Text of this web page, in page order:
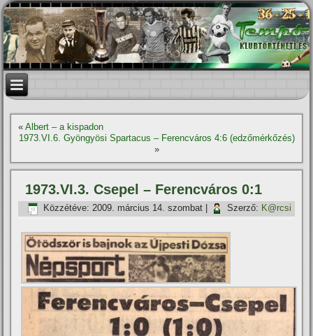
«Albert – a kispadon
1973.VI.6. Gyöngyösi Spartacus – Ferencváros 4:6 (edzőmérkőzés)
»
1973.VI.3. Csepel – Ferencváros 0:1
Közzétéve: 2009. március 14. szombat Szerző: K@rcsi